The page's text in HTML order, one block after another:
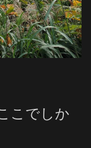
こでしか